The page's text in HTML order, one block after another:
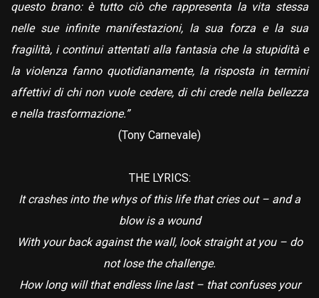
questo brano: è tutto ciò che rappresenta la vita stessa
nelle sue infinite manifestazioni, la sua forza e la sua
fragilità, i continui attentati alla fantasia che la stupidità e
la violenza fanno quotidianamente, la risposta in termini
affettivi di chi non vuole cedere, di chi crede nella bellezza
e nella trasformazione.”
(Tony Carnevale)
THE LYRICS:
It crashes into the whys of this life that cries out – and a
blow is a wound
With your back against the wall, look straight at you – do
not lose the challenge.
How long will that endless line last – that confuses your